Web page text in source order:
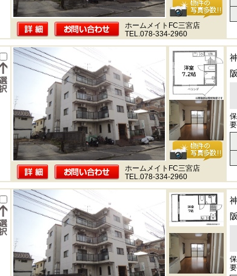
ホームメイトFC三宮店
TEL.078-334-2960
ホームメイトFC三宮店
TEL.078-334-2960